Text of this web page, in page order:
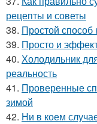
рецепты и советы
38. Простой способ
39. Просто и
40. Холодильник
реальность
41. Проверенные
зимой
42. Ни в коем